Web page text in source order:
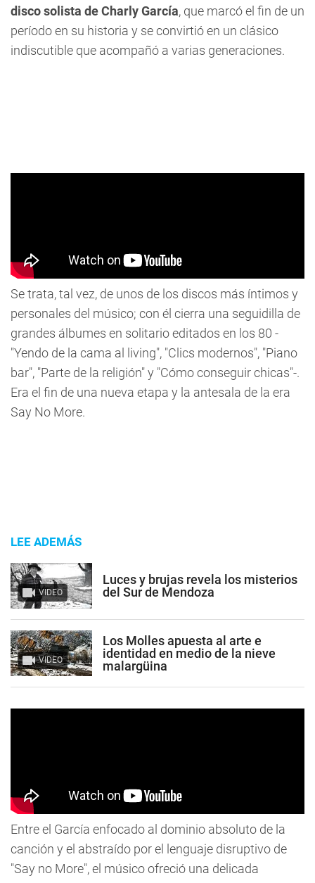
disco solista de Charly García, que marcó el fin de un
período en su historia y se convirtió en un clásico
indiscutible que acompañó a varias generaciones.
Se trata, tal vez, de unos de los discos más íntimos y
personales del músico; con él cierra una seguidilla de
grandes álbumes en solitario editados en los 80 -
"Yendo de la cama al living", "Clics modernos", "Piano
bar", "Parte de la religión" y "Cómo conseguir chicas"-.
Era el fin de una nueva etapa y la antesala de la era
Say No More.
LEE ADEMÁS
VIDEO
Luces y brujas revela los misterios
del Sur de Mendoza
VIDEO
Los Molles apuesta al arte e
identidad en medio de la nieve
malargüina
Entre el García enfocado al dominio absoluto de la
canción y el abstraído por el lenguaje disruptivo de
"Say no More", el músico ofreció una delicada